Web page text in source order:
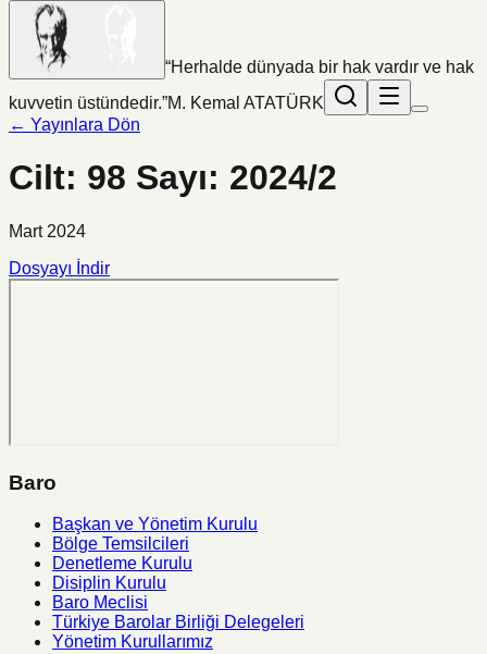
“Herhalde dünyada bir hak vardır ve hak
kuvvetin üstündedir.”M. Kemal ATATÜRK
← Yayınlara Dön
Cilt: 98 Sayı: 2024/2
Mart 2024
Dosyayı İndir
Baro
Başkan ve Yönetim Kurulu
Bölge Temsilcileri
Denetleme Kurulu
Disiplin Kurulu
Baro Meclisi
Türkiye Barolar Birliği Delegeleri
Yönetim Kurullarımız